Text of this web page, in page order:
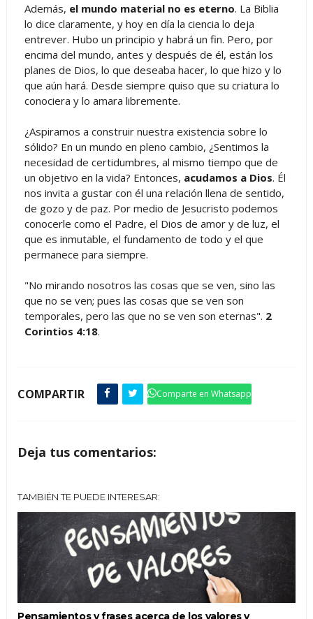
Además, el mundo material no es eterno. La Biblia
lo dice claramente, y hoy en día la ciencia lo deja
entrever. Hubo un principio y habrá un fin. Pero, por
encima del mundo, antes y después de él, están los
planes de Dios, lo que deseaba hacer, lo que hizo y lo
que aún hará. Desde siempre quiso que su criatura lo
conociera y lo amara libremente.
¿Aspiramos a construir nuestra existencia sobre lo
sólido? En un mundo en pleno cambio, ¿Sentimos la
necesidad de certidumbres, al mismo tiempo que de
un objetivo en la vida? Entonces, acudamos a Dios. Él
nos invita a gustar con él una relación llena de sentido,
de gozo y de paz. Por medio de Jesucristo podemos
conocerle como el Padre, el Dios de amor y de luz, el
que es inmutable, el fundamento de todo y el que
permanece para siempre.
"No mirando nosotros las cosas que se ven, sino las
que no se ven; pues las cosas que se ven son
temporales, pero las que no se ven son eternas". 2
Corintios 4:18.
COMPARTIR Comparte en Whatsapp
Deja tus comentarios:
TAMBIÉN TE PUEDE INTERESAR:
Pensamientos y frases acerca de los valores y